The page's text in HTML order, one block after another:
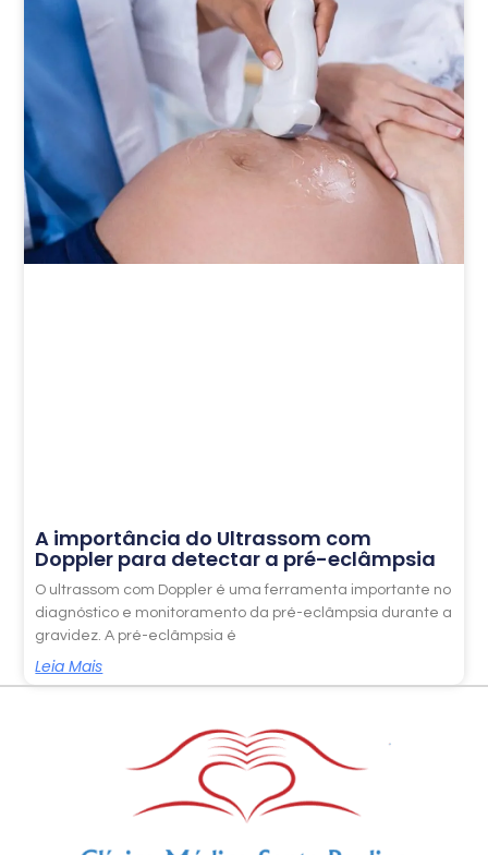
A importância do Ultrassom com
Doppler para detectar a pré-eclâmpsia
O ultrassom com Doppler é uma ferramenta importante no
diagnóstico e monitoramento da pré-eclâmpsia durante a
gravidez. A pré-eclâmpsia é
Leia Mais